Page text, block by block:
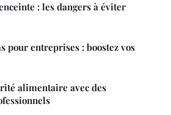
: les dangers à éviter
pour entreprises : boostez vos
alimentaire avec des